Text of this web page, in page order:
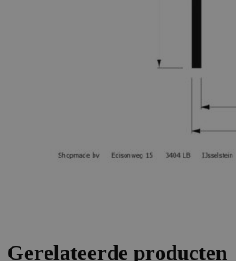
Gerelateerde producten